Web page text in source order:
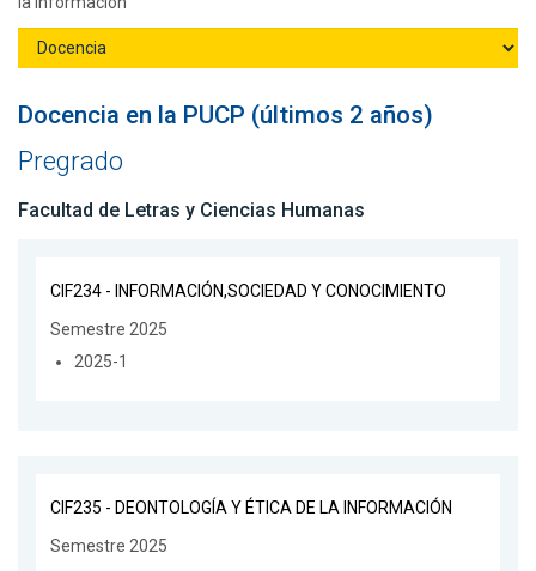
Docencia en la PUCP (últimos 2 años)
Pregrado
Facultad de Letras y Ciencias Humanas
CIF234 - INFORMACIÓN,SOCIEDAD Y CONOCIMIENTO
Semestre 2025
2025-1
CIF235 - DEONTOLOGÍA Y ÉTICA DE LA INFORMACIÓN
Semestre 2025